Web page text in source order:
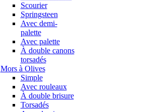
Scourier
Springsteen
Avec demi-
palette
Avec palette
À double canons
torsadés
Mors à Olives
Simple
Avec rouleaux
À double brisure
Torsadés